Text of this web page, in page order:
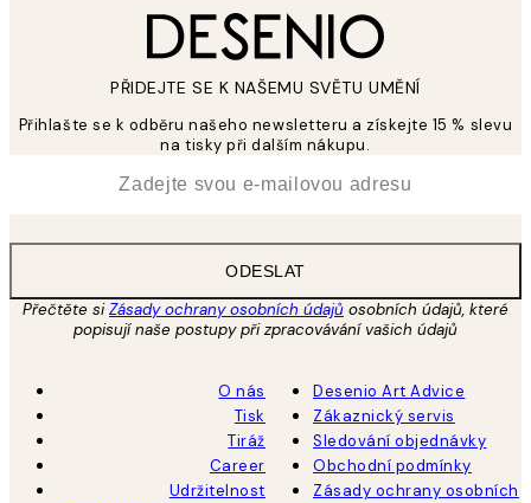
PŘIDEJTE SE K NAŠEMU SVĚTU UMĚNÍ
Přihlašte se k odběru našeho newsletteru a získejte 15 % slevu
na tisky při dalším nákupu.
ODESLAT
Přečtěte siZásady ochrany osobních údajů osobních údajů, které
popisují naše postupy při zpracovávání vašich údajů
O nás
Tisk
Tiráž
Career
Udržitelnost
Desenio Art Advice
Zákaznický servis
Sledování objednávky
Obchodní podmínky
Zásady ochrany osobních